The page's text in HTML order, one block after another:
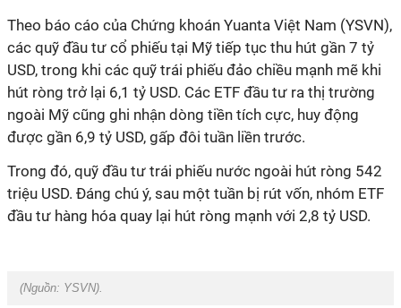
Theo báo cáo của Chứng khoán Yuanta Việt Nam (YSVN),
các quỹ đầu tư cổ phiếu tại Mỹ tiếp tục thu hút gần 7 tỷ
USD, trong khi các quỹ trái phiếu đảo chiều mạnh mẽ khi
hút ròng trở lại 6,1 tỷ USD. Các ETF đầu tư ra thị trường
ngoài Mỹ cũng ghi nhận dòng tiền tích cực, huy động
được gần 6,9 tỷ USD, gấp đôi tuần liền trước.
Trong đó, quỹ đầu tư trái phiếu nước ngoài hút ròng 542
triệu USD. Đáng chú ý, sau một tuần bị rút vốn, nhóm ETF
đầu tư hàng hóa quay lại hút ròng mạnh với 2,8 tỷ USD.
(Nguồn: YSVN).